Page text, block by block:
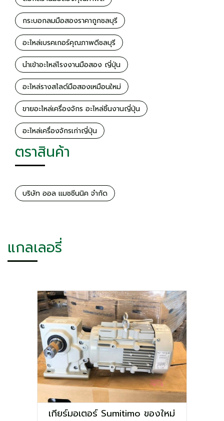
กระบอกลมมือสองราคาถูกชลบุรี
อะไหล่เบรคเกอร์คุณภาพดีชลบุรี
นำเข้าอะไหล่โรงงานมือสอง ญี่ปุ่น
อะไหล่รางสไลด์มือสองเหมือนใหม่
ขายอะไหล่เครื่องจักร อะไหล่ชิ้นงานญี่ปุ่น
อะไหล่เครื่องจักรเก่าญี่ปุ่น
ตราสินค้า
บริษัท ออล แมชชีนนิค จำกัด
แกลเลอรี่
เกียร์มอเตอร์ Sumitimo ของใหม่